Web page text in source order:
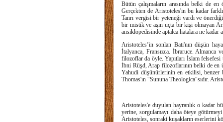
Bütün çalışmaların arasında belki de
Gerçekten de Aristoteles'in bu kadar
Tanrı vergisi bir yeteneği vardı ve
bir mistik ve aşın uçta bir kişi olmayan
ansiklopedisinde aptalca hatalara ne kadar
Aristoteles’in sonlan Batı'nın düşün
İtalyanca, Fransızca. İbraruce. Almanca
filozoflar da öyle. Yapıtları İslam
İbni Rüşd, Arap filozoflarının belki de
Yahudi düşünürlerinin en etkilisi, benzer
Thomas'ın "Sununa Theologica"sıdır.
Aristoteles'e duyulan hayranlık o kadar
yerine, sorgulamayı daha öteye
Aristoteles, sonraki kuşakların eserlerini